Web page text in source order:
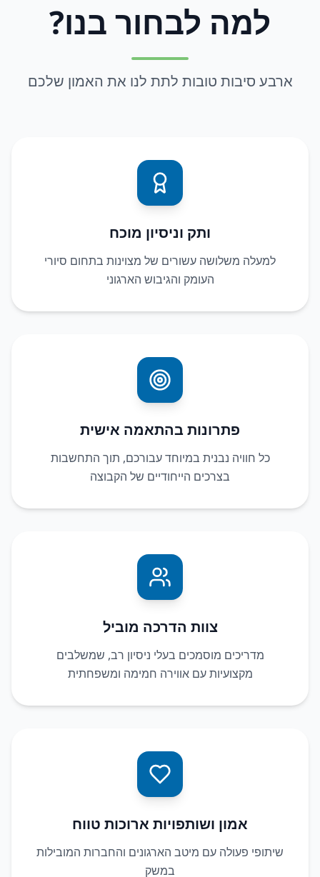
למה לבחור בנו?
ארבע סיבות טובות לתת לנו את האמון שלכם
ותק וניסיון מוכח
למעלה משלושה עשורים של מצוינות בתחום סיורי
העומק והגיבוש הארגוני
פתרונות בהתאמה אישית
כל חוויה נבנית במיוחד עבורכם, תוך התחשבות
בצרכים הייחודיים של הקבוצה
צוות הדרכה מוביל
מדריכים מוסמכים בעלי ניסיון רב, שמשלבים
מקצועיות עם אווירה חמימה ומשפחתית
אמון ושותפויות ארוכות טווח
שיתופי פעולה עם מיטב הארגונים והחברות המובילות
במשק